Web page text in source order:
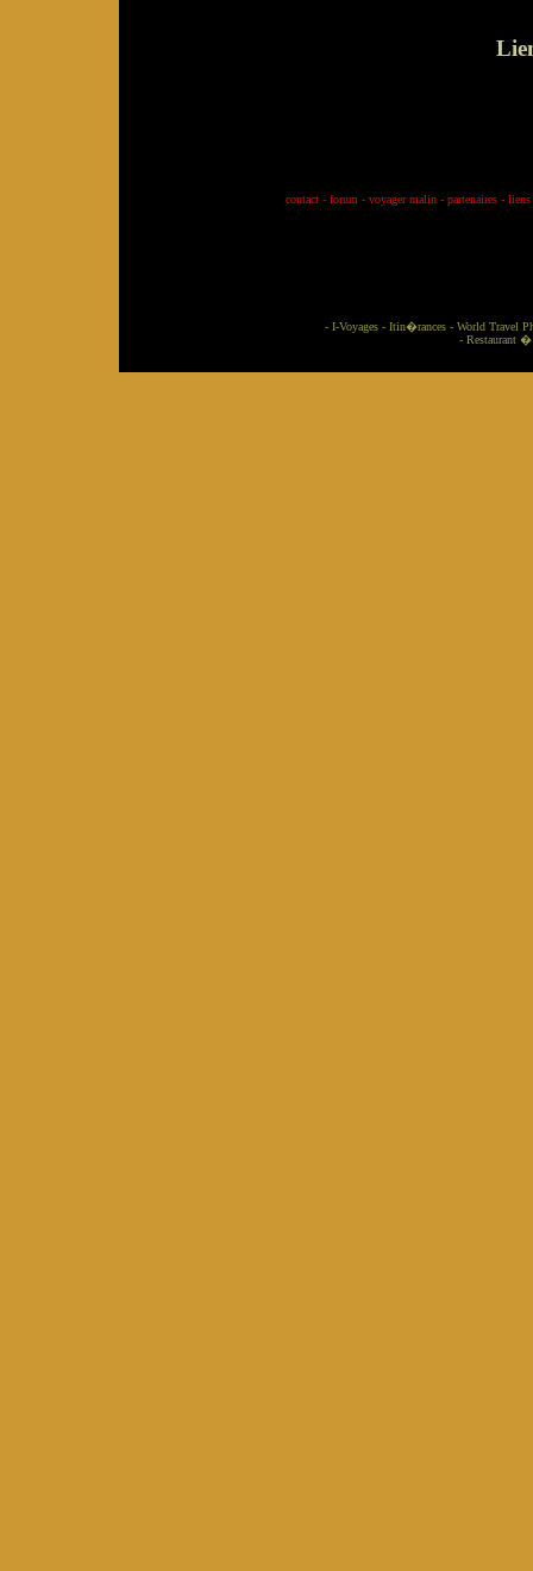
contact- forum - voyager malin- partenaires- liens
- I-Voyages- Itin�rances- World Travel
- Restaurant